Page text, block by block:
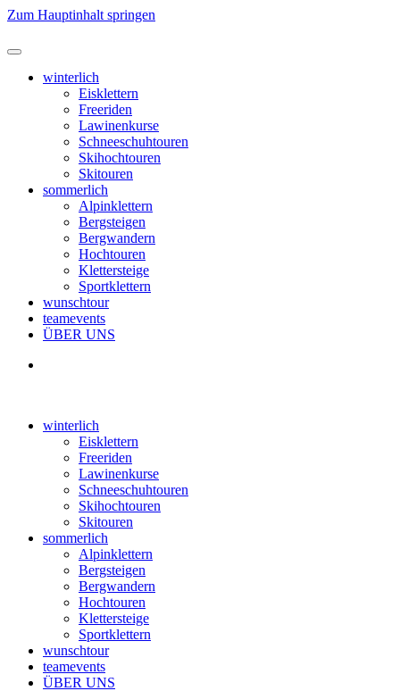
Zum Hauptinhalt springen
winterlich
Eisklettern
Freeriden
Lawinenkurse
Schneeschuhtouren
Skihochtouren
Skitouren
sommerlich
Alpinklettern
Bergsteigen
Bergwandern
Hochtouren
Klettersteige
Sportklettern
wunschtour
teamevents
ÜBER UNS
winterlich
Eisklettern
Freeriden
Lawinenkurse
Schneeschuhtouren
Skihochtouren
Skitouren
sommerlich
Alpinklettern
Bergsteigen
Bergwandern
Hochtouren
Klettersteige
Sportklettern
wunschtour
teamevents
ÜBER UNS